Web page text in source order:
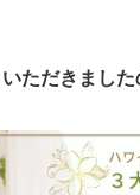
ただきました